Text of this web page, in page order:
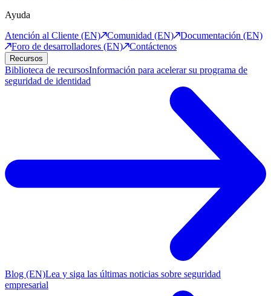
Ayuda
Atención al Cliente (EN)
Comunidad (EN)
Documentación (EN)
Foro de desarrolladores (EN)
Contáctenos
Recursos
Biblioteca de recursosInformación para acelerar su programa de
seguridad de identidad
Blog (EN)Lea y siga las últimas noticias sobre seguridad
empresarial